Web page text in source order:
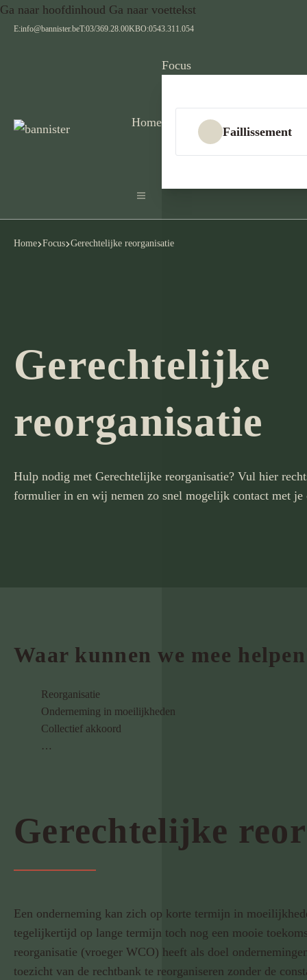
Ga naar hoofdinhoud Ga naar voettekst
E:info@bannister.beT:03/369.28.00KBO:0543.311.054
Home
Focus
Faillissement
Home Focus Gerechtelijke reorganisatie
Gerechtelijke
reorganisatie
Hulp nodig met Gerechtelijke reorganisatie? Vul hier
formulier in en wij nemen zo snel mogelijk contact met je
Waar kunnen we mee
Reorganisatie
Onderneming in moeilijkheden
Collectief akkoord
…
Gerechtelijke
Een onderneming kan zich op korte termijn in
tegelijkertijd op lange termijn toch nog een mooie
reorganisatie (vroeger WCO) heeft als doel
toezicht van de rechtbank te reorganiseren zonder de